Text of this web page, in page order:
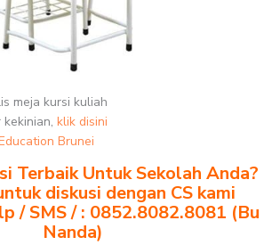
meja kursi kuliah
kekinian, klik disini
Brunei
Terbaik Untuk Sekolah Anda?
diskusi dengan CS kami
/ SMS / : 0852.8082.8081 (Bu
Nanda)